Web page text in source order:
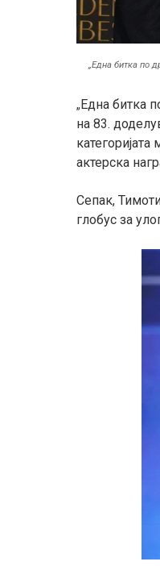
„Една битка по
„Една битка
на 83.
актерска
Сепак,
глобус за